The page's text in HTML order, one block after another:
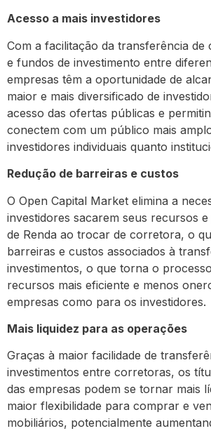
Acesso a mais investidores
Com a facilitação da transferência de
e fundos de investimento entre
empresas têm a oportunidade de
maior e mais diversificado de
acesso das ofertas públicas e
conectem com um público mais
investidores individuais quanto
Redução de barreiras e custos
O Open Capital Market elimina a
investidores sacarem seus recursos
de Renda ao trocar de corretora, o
barreiras e custos associados à
investimentos, o que torna o
recursos mais eficiente e menos
empresas como para os investidores.
Mais liquidez para as operações
Graças à maior facilidade de
investimentos entre corretoras, os
das empresas podem se tornar mais
maior flexibilidade para comprar e
mobiliários, potencialmente